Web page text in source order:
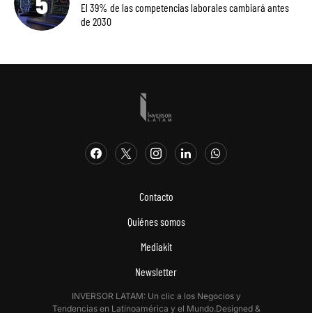
El 39% de las competencias laborales cambiará antes
de 2030
Contacto
Quiénes somos
Mediakit
Newsletter
INVERSOR LATAM: Un clic a los Negocios y
Tendencias en Latinoamérica y el Mundo.Designed &